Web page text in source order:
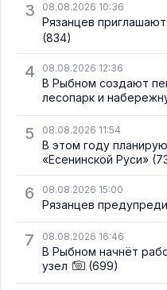
3 08.08.2026 10:36
Рязанцев
(834)
4 08.08.2026 12:36
В Рыбном создают
лесопарк и
5 08.08.2026 11:54
В этом году
«Есенинской Руси»
6 08.08.2026 15:00
Рязанцев
7 08.08.2026 16:46
В Рыбном начнёт
узел
(699)